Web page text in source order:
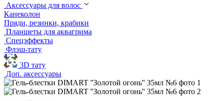
Аксессуары для волос
Канеколон
Пряди, резинки, крабики
Планшеты для аквагрима
Спецэффекты
Флэш-тату
3D тату
Доп. аксессуары